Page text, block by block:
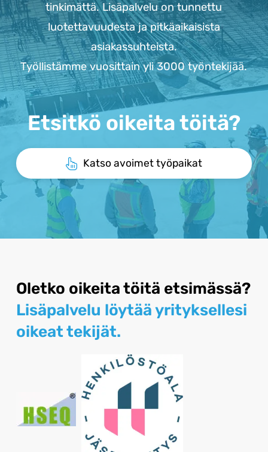
tinkimättä.Lisäpalvelu on tunnettu
luotettavuudesta ja pitkäaikaisista
asiakassuhteista.
Työllistämme vuosittain yli 3000 työntekijää.
Etsitkö oikeita töitä?
Katso avoimet työpaikat
Oletko oikeita töitä etsimässä?
Lisäpalvelu löytää yrityksellesi
oikeat tekijät.